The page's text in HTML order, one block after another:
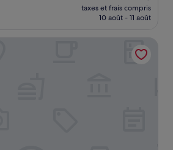
nouveau
prix
de
35 €
taxes et frais compris
10 août - 11 août